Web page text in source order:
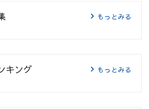
もっとみる
キング もっとみる